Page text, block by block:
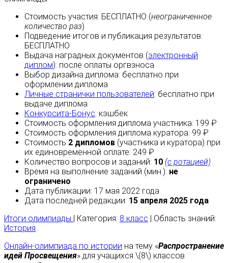
Стоимость участия: БЕСПЛАТНО (неограниченное
количество раз)
Подведение итогов и публикация результатов:
БЕСПЛАТНО
Выдача наградных документов (электронный
диплом): после оплаты оргвзноса
Выбор дизайна диплома: бесплатно при
оформлении диплома
Личные странички пользователей: бесплатно при
выдаче диплома
Конкурсита-Бонус: кэшбек
Стоимость оформления диплома участника: 199 ₽
Стоимость оформления диплома куратора: 99 ₽
Стоимость 2 дипломов (участника и куратора) при
их единовременной оплате: 249 ₽
Количество вопросов и заданий: 10 (с ротацией)
Время на выполнение заданий (мин.): не
ограничено
Дата публикации: 17 мая 2022 года
Дата последней редакции: 15 апреля 2025 года
Итоги олимпиады
| Категория: 8 класс | Область знаний:
История
Онлайн-олимпиада по истории на тему «Распространение
идей Просвещения» для учащихся \(8\) классов